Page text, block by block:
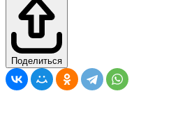
Поделиться